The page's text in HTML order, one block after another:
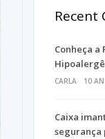
Recent
Conheça a
CARLA 10
Caixa
segurança